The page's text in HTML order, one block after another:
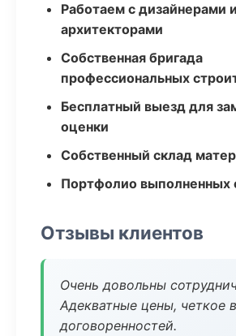
Работаем с дизайнерами и
архитекторами
Собственная бригада
профессиональных
Бесплатный выезд для
оценки
Собственный склад
Портфолио выполненных
Отзывы клиентов
Очень довольны
Адекватные цены, четкое
договоренностей.